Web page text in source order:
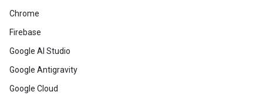
Chrome
Firebase
Google AI Studio
Google Antigravity
Google Cloud